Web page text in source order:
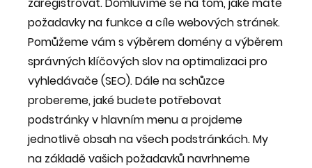
zaregistrovat. Domluvíme se na tom, jaké máte
požadavky na funkce a cíle webových stránek.
Pomůžeme vám s výběrem domény a výběrem
správných klíčových slov na optimalizaci pro
vyhledávače (SEO). Dále na schůzce
probereme, jaké budete potřebovat
podstránky v hlavním menu a projdeme
jednotlivě obsah na všech podstránkách. My
na základě vašich požadavků navrhneme